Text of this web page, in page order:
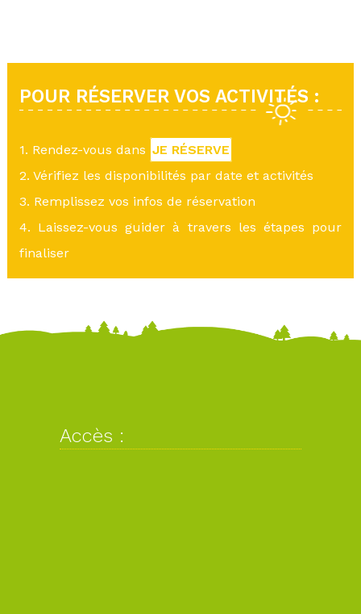
POUR RÉSERVER VOS ACTIVITÉS :
1. Rendez-vous dans JE RÉSERVE
2. Vérifiez les disponibilités par date et activités
3. Remplissez vos infos de réservation
4. Laissez-vous guider à travers les étapes pour
finaliser
Accès :